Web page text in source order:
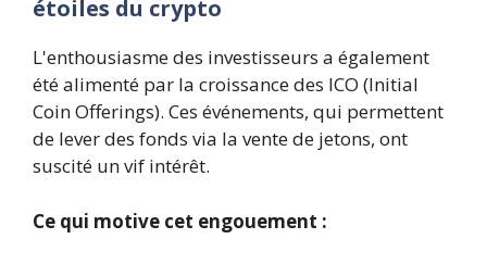
étoiles du crypto
L'enthousiasme des investisseurs a également
été alimenté par la croissance des ICO (Initial
Coin Offerings). Ces événements, qui permettent
de lever des fonds via la vente de jetons, ont
suscité un vif intérêt.
Ce qui motive cet engouement :